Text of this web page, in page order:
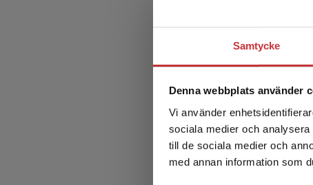
Samtycke
Denna webbplats använder
Vi använder
sociala medier och
till de sociala medier och
med annan information som